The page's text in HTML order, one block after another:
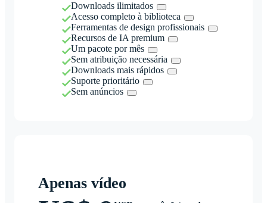
Downloads ilimitados
Acesso completo à biblioteca
Ferramentas de design profissionais
Recursos de IA premium
Um pacote por mês
Sem atribuição necessária
Downloads mais rápidos
Suporte prioritário
Sem anúncios
Apenas vídeo